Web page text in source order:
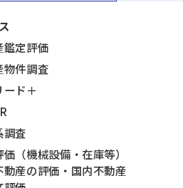
鑑定評価
物件調査
ード＋
調査
（機械設備・在庫等）
動産の評価・国内不動産